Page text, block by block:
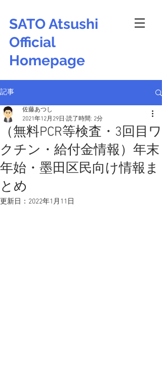
SATO Atsushi
Official
Homepage
記事
（無料PCR等検査・3回目ワ
クチン・給付金情報）年末
年始・墨田区民向け情報ま
とめ
佐藤あつし
2021年12月29日 読了時間: 2分
更新日： 2022年1月11日